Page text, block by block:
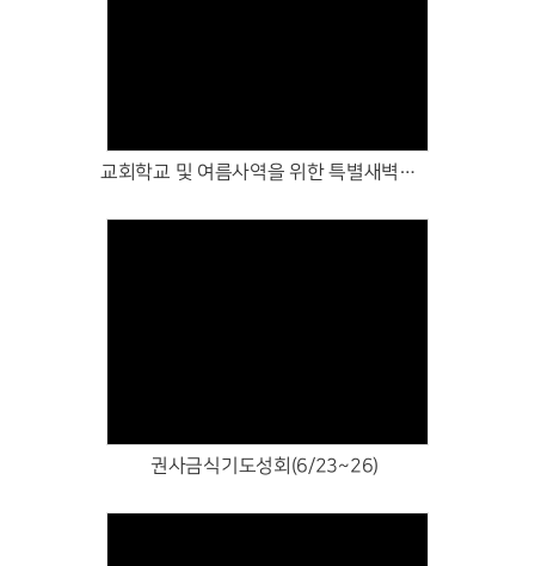
교회학교 및 여름사역을 위한 특별새벽기도회(7/1~3)
권사금식기도성회(6/23~26)